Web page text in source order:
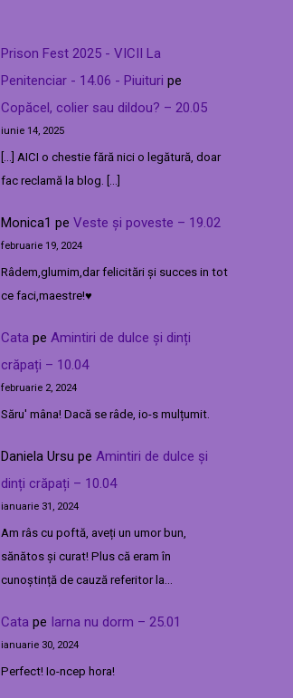
Prison Fest 2025 - VICII La
Penitenciar - 14.06 - Piuituri pe
Copăcel, colier sau dildou? – 20.05
iunie 14, 2025
[…] AICI o chestie fără nici o legătură, doar
fac reclamă la blog. […]
Monica1 pe Veste și poveste – 19.02
februarie 19, 2024
Râdem,glumim,dar felicitări și succes in tot
ce faci,maestre!♥️
Cata pe Amintiri de dulce și dinți
crăpați – 10.04
februarie 2, 2024
Săru' mâna! Dacă se râde, io-s mulțumit.
Daniela Ursu pe Amintiri de dulce și
dinți crăpați – 10.04
ianuarie 31, 2024
Am râs cu poftă, aveți un umor bun,
sănătos și curat! Plus că eram în
cunoștință de cauză referitor la…
Cata pe Iarna nu dorm – 25.01
ianuarie 30, 2024
Perfect! Io-ncep hora!